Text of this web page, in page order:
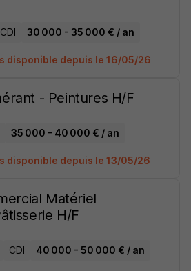
CDI 30 000 - 35 000 € / an
disponible depuis le 16/05/26
- Peintures H/F
35 000 - 40 000 € / an
disponible depuis le 13/05/26
Matériel
H/F
CDI 40 000 - 50 000 € / an